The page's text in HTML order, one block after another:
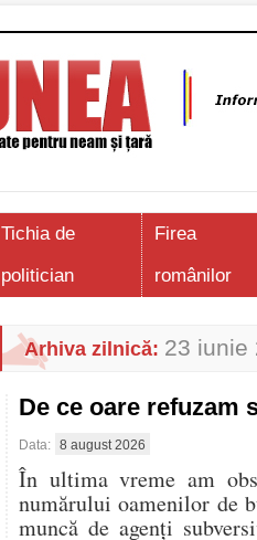
Tichia de
politician
Firea
românilor
Arhiva zilnică: 23 iunie
De ce oare
Data: 8 august 2026
În ultima vreme am
numărului oamenilor de
muncă de agenți